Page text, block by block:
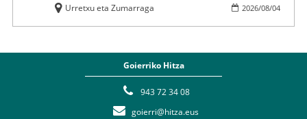
2026/08/04
Urretxu eta Zumarraga
Goierriko Hitza
943 72 34 08
goierri@hitza.eus